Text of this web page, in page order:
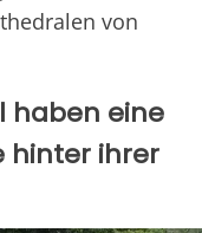
von
haben eine
hinter ihrer